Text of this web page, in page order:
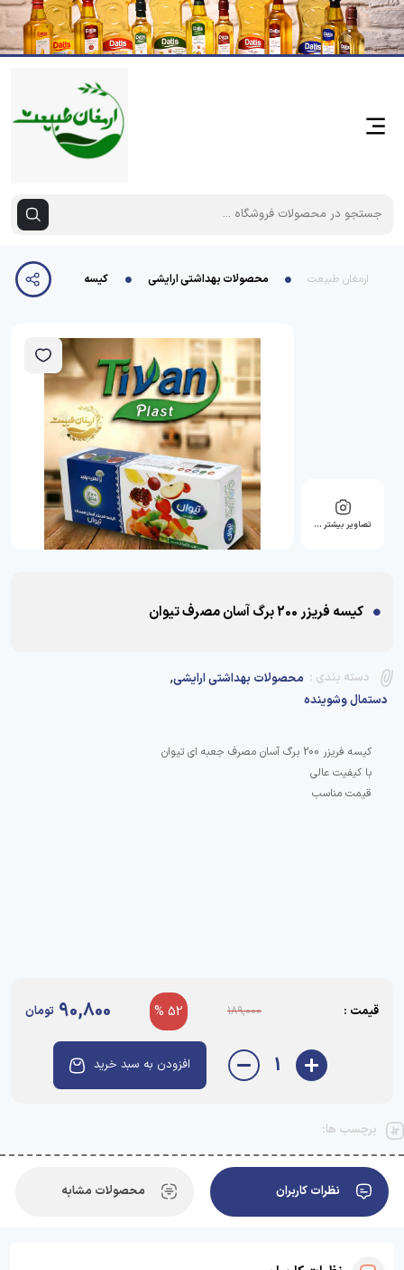
ارمغان طبیعت محصولات بهداشتی ارایشی کیسه فریزر 200 برگ آسان مصرف تیوان
تصاویر بیشتر …
کیسه فریزر 200 برگ آسان مصرف تیوان
دسته بندی : محصولات بهداشتی ارایشی,
دستمال وشوینده
قیمت مناسب
قیمت : 189,000
52 %
90,800 تومان
1 افزودن به سبد خرید
برچسب ها:
نظرات کاربران محصولات مشابه